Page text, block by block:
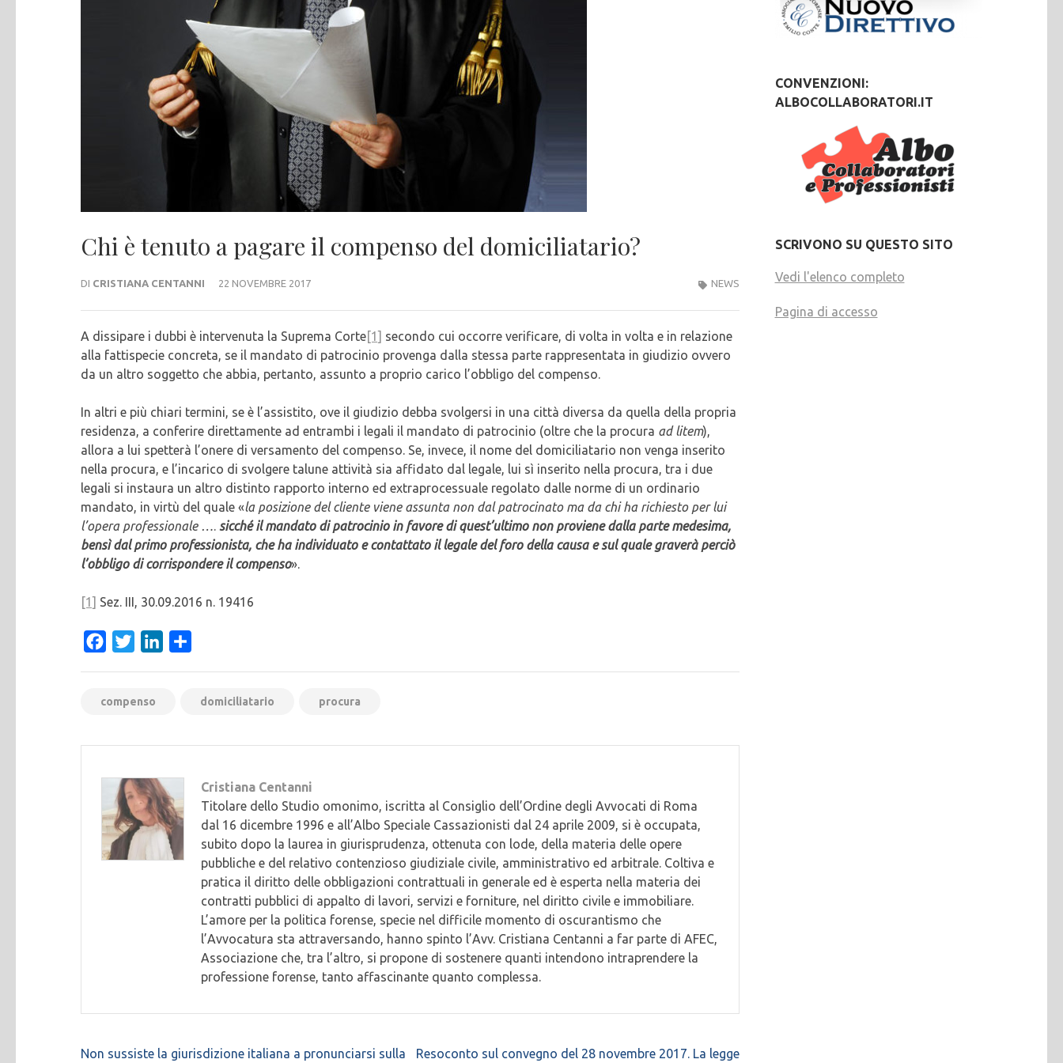
Chi è tenuto a pagare il compenso del domiciliatario?
DI CRISTIANA CENTANNI 22 NOVEMBRE 2017 NEWS
A dissipare i dubbi è intervenuta la Suprema Corte[1] secondo cui occorre verificare, di volta in volta e in relazione
alla fattispecie concreta, se il mandato di patrocinio provenga dalla stessa parte rappresentata in giudizio ovvero
da un altro soggetto che abbia, pertanto, assunto a proprio carico l’obbligo del compenso.
In altri e più chiari termini, se è l’assistito, ove il giudizio debba svolgersi in una città diversa da quella della propria
residenza, a conferire direttamente ad entrambi i legali il mandato di patrocinio (oltre che la procura ad litem),
allora a lui spetterà l’onere di versamento del compenso. Se, invece, il nome del domiciliatario non venga inserito
nella procura, e l’incarico di svolgere talune attività sia affidato dal legale, lui sì inserito nella procura, tra i due
legali si instaura un altro distinto rapporto interno ed extraprocessuale regolato dalle norme di un ordinario
mandato, in virtù del quale «la posizione del cliente viene assunta non dal patrocinato ma da chi ha richiesto per lui
l’opera professionale …. sicché il mandato di patrocinio in favore di quest’ultimo non proviene dalla parte medesima,
bensì dal primo professionista, che ha individuato e contattato il legale del foro della causa e sul quale graverà perciò
l’obbligo di corrispondere il compenso».
[1] Sez. III, 30.09.2016 n. 19416
FacebookTwitterLinkedIn
compenso domiciliatario procura
Cristiana Centanni
Titolare dello Studio omonimo, iscritta al Consiglio dell’Ordine degli Avvocati di Roma
dal 16 dicembre 1996 e all’Albo Speciale Cassazionisti dal 24 aprile 2009, si è occupata,
subito dopo la laurea in giurisprudenza, ottenuta con lode, della materia delle opere
pubbliche e del relativo contenzioso giudiziale civile, amministrativo ed arbitrale. Coltiva e
pratica il diritto delle obbligazioni contrattuali in generale ed è esperta nella materia dei
contratti pubblici di appalto di lavori, servizi e forniture, nel diritto civile e immobiliare.
L’amore per la politica forense, specie nel difficile momento di oscurantismo che
l’Avvocatura sta attraversando, hanno spinto l’Avv. Cristiana Centanni a far parte di AFEC,
Associazione che, tra l’altro, si propone di sostenere quanti intendono intraprendere la
professione forense, tanto affascinante quanto complessa.
Navigazione
Non sussiste la giurisdizione italiana a pronunciarsi sulla
Resoconto sul convegno del 28 novembre 2017. La legge
CONVENZIONI:
ALBOCOLLABORATORI.IT
SCRIVONO SU QUESTO SITO
Vedi l'elenco completo
Pagina di accesso